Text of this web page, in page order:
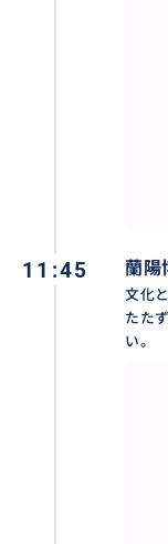
11:45 蘭陽
文化
たた
い。